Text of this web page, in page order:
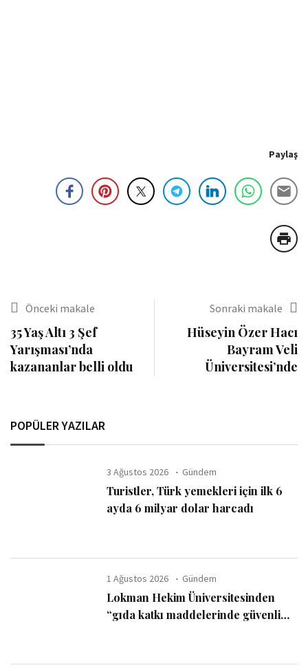
Paylaş
Önceki makale
35 Yaş Altı 3 Şef
Yarışması’nda
kazananlar belli oldu
Sonraki makale
Hüseyin Özer Hacı
Bayram Veli
Üniversitesi’nde
POPÜLER YAZILAR
3 Ağustos 2026 Gündem
Turistler, Türk yemekleri için ilk 6
ayda 6 milyar dolar harcadı
1 Ağustos 2026 Gündem
Lokman Hekim Üniversitesinden
“gıda katkı maddelerinde güvenli